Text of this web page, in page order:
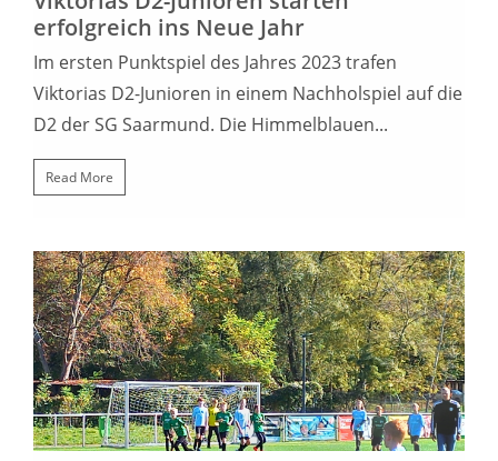
erfolgreich ins Neue Jahr
Im ersten Punktspiel des Jahres 2023 trafen
Viktorias D2-Junioren in einem Nachholspiel auf die
D2 der SG Saarmund. Die Himmelblauen...
Read More